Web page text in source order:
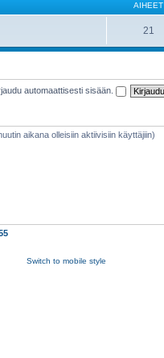
AIHEET
21
automaattisesti sisään.
aikana olleisiin aktiivisiin käyttäjiin)
Switch to mobile style